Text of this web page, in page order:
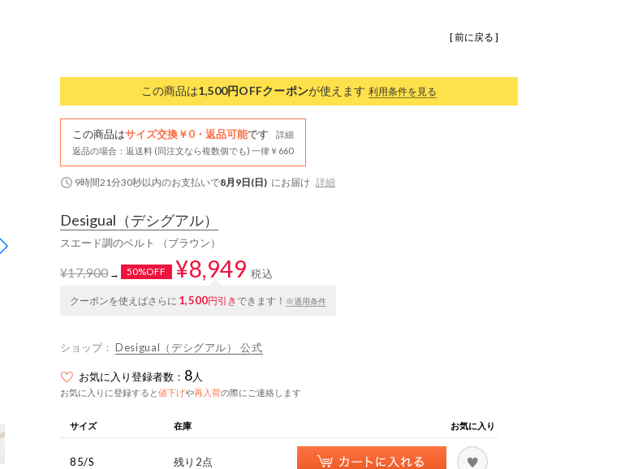
[ 前に戻る ]
この商品は1,500円OFFクーポンが使えます 利用条件を見る
この商品はサイズ交換￥0・返品可能です
詳細
返品の場合：返送料 (同注文なら複数個でも) 一律￥660
9時間21分29秒以内のお支払いで8月9日(日) にお届け 詳細
Desigual （デシグアル）
スエード調のベルト （ブラウン）
¥17,900→ 50%OFF ¥8,949 税込
クーポンを使えばさらに 1,500円引きできます！ ※適用条件
ショップ： Desigual（デシグアル） 公式
お気に入り登録者数： 8人
お気に入りに登録すると値下げや再入荷の際にご連絡します
サイズ 在庫 お気に入り
85/S 残り2点